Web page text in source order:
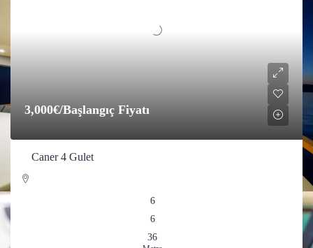
3,000€/Başlangıç Fiyatı
Caner 4 Gulet
6
6
36